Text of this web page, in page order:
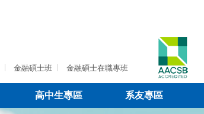
金融碩士班 金融碩士在職專班
高中生專區 系友專區